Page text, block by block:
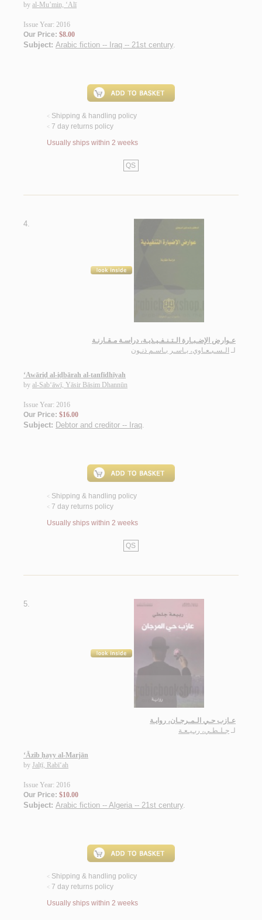
by al-Mu’min, ‘Alī
Issue Year: 2016
Our Price: $8.00
Subject: Arabic fiction -- Iraq -- 21st century.
< Shipping & handling policy
< 7 day returns policy
Usually ships within 2 weeks
QS
4.
عـوارض الإضـبـارة الـتـنـفـيـذيـة، دراسـة مـقـارنـة
لـ الـسـبـعـاوي، يـاسـر بـاسـم ذنـون
‘Awāriḍ al-iḍbārah al-tanfīdhīyah
by al-Sab‘āwī, Yāsir Bāsim Dhannūn
Issue Year: 2016
Our Price: $16.00
Subject: Debtor and creditor -- Iraq.
< Shipping & handling policy
< 7 day returns policy
Usually ships within 2 weeks
QS
5.
عـازب حـي الـمـرجـان، روايـة
لـ جـلـطـي، ربـيـعـة
‘Āzib ḥayy al-Marjān
by Jalṭī, Rabī‘ah
Issue Year: 2016
Our Price: $10.00
Subject: Arabic fiction -- Algeria -- 21st century.
< Shipping & handling policy
< 7 day returns policy
Usually ships within 2 weeks